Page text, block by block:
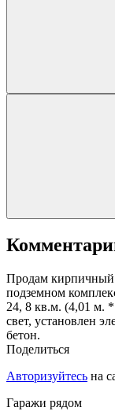
Продам кирпичный
подземном
24, 8 кв.м. (4,01 м.
свет, установлен
бетон.
Поделиться
Авторизуйтесь на
Гаражи рядом